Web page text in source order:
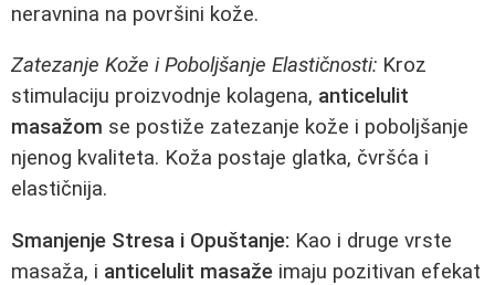
neravnina na površini kože.
Zatezanje Kože i Poboljšanje Elastičnosti: Kroz
stimulaciju proizvodnje kolagena, anticelulit
masažom se postiže zatezanje kože i poboljšanje
njenog kvaliteta. Koža postaje glatka, čvršća i
elastičnija.
Smanjenje Stresa i Opuštanje: Kao i druge vrste
masaža, i anticelulit masaže imaju pozitivan efekat